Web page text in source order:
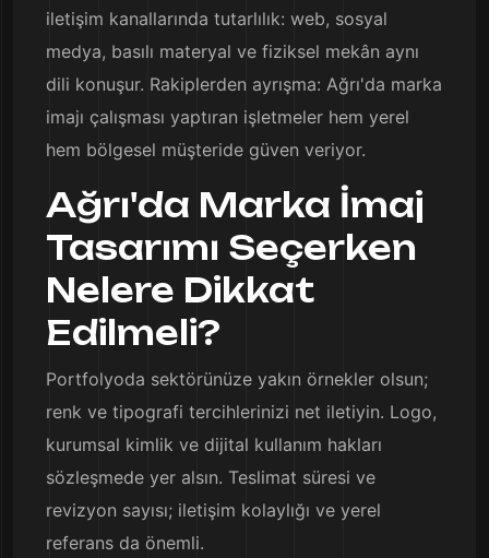
iletişim kanallarında tutarlılık: web, sosyal
medya, basılı materyal ve fiziksel mekân aynı
dili konuşur. Rakiplerden ayrışma: Ağrı'da marka
imajı çalışması yaptıran işletmeler hem yerel
hem bölgesel müşteride güven veriyor.
Ağrı'da Marka İmaj
Tasarımı Seçerken
Nelere Dikkat
Edilmeli?
Portfolyoda sektörünüze yakın örnekler olsun;
renk ve tipografi tercihlerinizi net iletiyin. Logo,
kurumsal kimlik ve dijital kullanım hakları
sözleşmede yer alsın. Teslimat süresi ve
revizyon sayısı; iletişim kolaylığı ve yerel
referans da önemli.